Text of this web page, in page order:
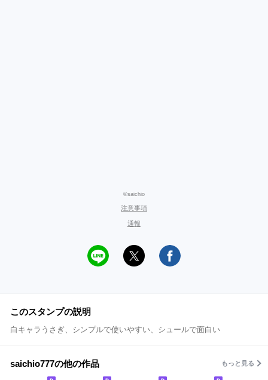
©saichio
注意事項
通報
このスタンプの説明
白キャラうさぎ、シンプルで使いやすい、シュールで面白い
saichio777の他の作品 もっと見る